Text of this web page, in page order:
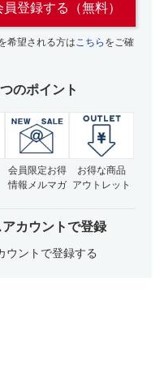
員登録する（無料）
希望される方はこちら をご確
のポイント
会員限定お得
情報メルマガ
お得な商品
アウトレット
カウントで登録
ウントで登録する